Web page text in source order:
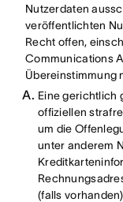
Nutzerdaten
veröffentlichten
Recht offen,
Communications
Übereinstimmung
Eine gerichtlich
offiziellen
um die
unter anderem
(falls